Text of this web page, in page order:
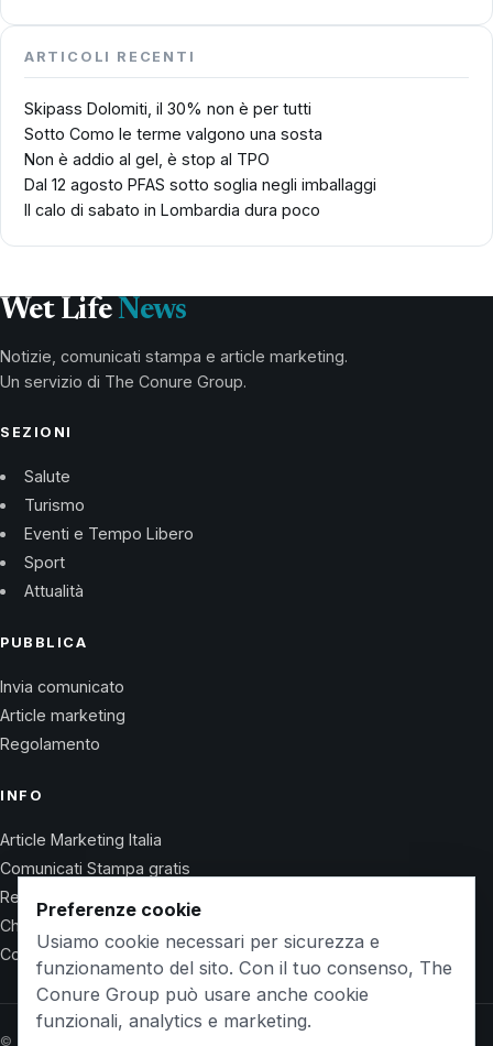
ARTICOLI RECENTI
Skipass Dolomiti, il 30% non è per tutti
Sotto Como le terme valgono una sosta
Non è addio al gel, è stop al TPO
Dal 12 agosto PFAS sotto soglia negli imballaggi
Il calo di sabato in Lombardia dura poco
Wet Life News
Notizie, comunicati stampa e article marketing.
Un servizio di The Conure Group.
SEZIONI
Salute
Turismo
Eventi e Tempo Libero
Sport
Attualità
PUBBLICA
Invia comunicato
Article marketing
Regolamento
INFO
Article Marketing Italia
Comunicati Stampa gratis
Regolamento
Chi Siamo
Contatti
© 2026 Wet Life News · The Conure Group
Preferenze cookie
Usiamo cookie necessari per sicurezza e
funzionamento del sito. Con il tuo consenso, The
Conure Group può usare anche cookie
funzionali, analytics e marketing.